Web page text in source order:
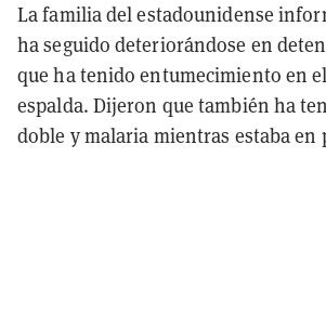
La familia del estadounidense
ha seguido deteriorándose en
que ha tenido entumecimiento en
espalda. Dijeron que también ha
doble y malaria mientras estaba en